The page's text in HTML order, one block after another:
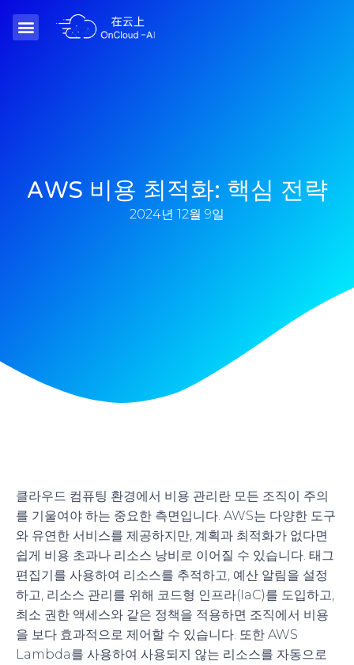
AWS 비용 최적화: 핵심 전략
2024년 12월 9일
클라우드 컴퓨팅 환경에서 비용 관리란 모든 조직이 주의
를 기울여야 하는 중요한 측면입니다. AWS는 다양한 도구
와 유연한 서비스를 제공하지만, 계획과 최적화가 없다면
쉽게 비용 초과나 리소스 낭비로 이어질 수 있습니다. 태그
편집기를 사용하여 리소스를 추적하고, 예산 알림을 설정
하고, 리소스 관리를 위해 코드형 인프라(IaC)를 도입하고,
최소 권한 액세스와 같은 정책을 적용하면 조직에서 비용
을 보다 효과적으로 제어할 수 있습니다. 또한 AWS
Lambda를 사용하여 사용되지 않는 리소스를 자동으로